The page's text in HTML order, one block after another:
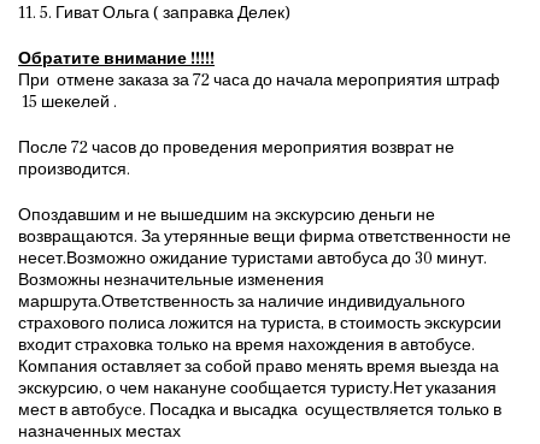
11. 5. Гиват Ольга ( заправка Делек)
Обратите внимание !!!!!
При отмене заказа за 72 часа до начала мероприятия штраф
15 шекелей .
После 72 часов до проведения мероприятия возврат не
производится.
Опоздавшим и не вышедшим на экскурсию деньги не
возвращаются. За утерянные вещи фирма ответственности не
несет.Возможно ожидание туристами автобуса до 30 минут.
Возможны незначительные изменения
маршрута.Ответственность за наличие индивидуального
страхового полиса ложится на туриста, в стоимость экскурсии
входит страховка только на время нахождения в автобусе.
Компания оставляет за собой право менять время выезда на
экскурсию, о чем накануне сообщается туристу.Нет указания
мест в автобуcе. Посадка и высадка осуществляется только в
назначенных местах